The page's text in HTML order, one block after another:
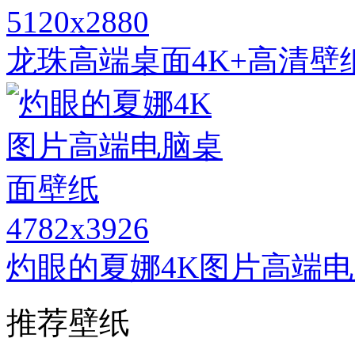
5120x2880
龙珠高端桌面4K+高清壁
4782x3926
灼眼的夏娜4K图片高端
推荐壁纸